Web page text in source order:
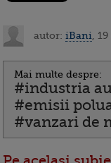
autor: iBani ,
Mai multe despre:
#industria
#emisii
#vanzari de